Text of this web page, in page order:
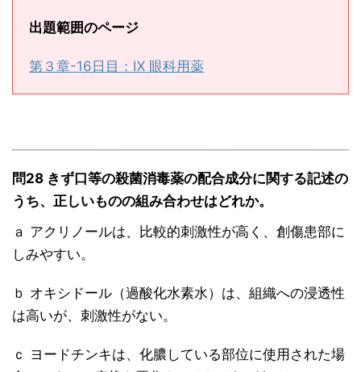
出題範囲のページ
第３章-16日目：Ⅸ 眼科用薬
問28 きず口等の殺菌消毒薬の配合成分に関する記述の
うち、正しいものの組み合わせはどれか。
ａ アクリノールは、比較的刺激性が高く、創傷患部に
しみやすい。
ｂ オキシドール（過酸化水素水）は、組織への浸透性
は高いが、刺激性がない。
ｃ ヨードチンキは、化膿している部位に使用された場